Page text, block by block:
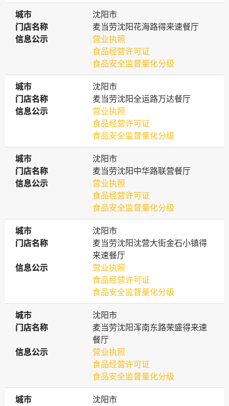
城市
城市
沈阳市
门店名称
门店名称
麦当劳沈阳花海路得来速餐厅
信息公示
信息公示
营业执照
食品经营许可证
食品安全监督量化分级
城市
城市
沈阳市
门店名称
门店名称
麦当劳沈阳全运路万达餐厅
信息公示
信息公示
营业执照
食品经营许可证
食品安全监督量化分级
城市
城市
沈阳市
门店名称
门店名称
麦当劳沈阳中华路联营餐厅
信息公示
信息公示
营业执照
食品经营许可证
食品安全监督量化分级
城市
城市
沈阳市
门店名称
门店名称
麦当劳沈阳沈营大街金石小镇得
来速餐厅
信息公示
信息公示
营业执照
食品经营许可证
食品安全监督量化分级
城市
城市
沈阳市
门店名称
门店名称
麦当劳沈阳浑南东路荣盛得来速
餐厅
信息公示
信息公示
营业执照
食品经营许可证
食品安全监督量化分级
城市
城市
沈阳市